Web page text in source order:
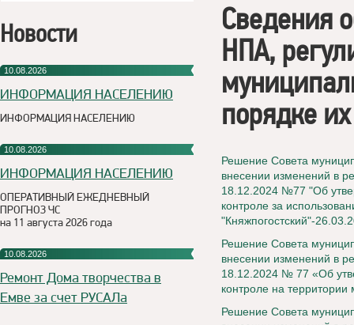
Новости
10.08.2026
ИНФОРМАЦИЯ НАСЕЛЕНИЮ
ИНФОРМАЦИЯ НАСЕЛЕНИЮ
10.08.2026
ИНФОРМАЦИЯ НАСЕЛЕНИЮ
ОПЕРАТИВНЫЙ ЕЖЕДНЕВНЫЙ
ПРОГНОЗ ЧС
на 11 августа 2026 года
10.08.2026
Ремонт Дома творчества в
Емве за счет РУСАЛа
Сведения
НПА,
порядке
Решение Совета
внесении изменений в
18.12.2024 №77 "Об
контроле за
"Княжпогостский"-
Решение Совета
внесении изменений в
18.12.2024 № 77 «Об
контроле на территории
Решение Совета